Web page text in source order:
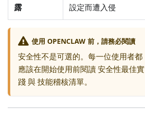
露 設定而遭入侵
使用 OPENCLAW 前，請務必閱讀
安全性不是可選的。每一位使用者都
應該在開始使用前閱讀安全性最佳實
踐與技能稽核清單。